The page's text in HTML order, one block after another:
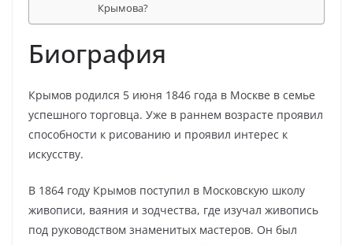
Крымова?
Биография
Крымов родился 5 июня 1846 года в Москве в семье
успешного торговца. Уже в раннем возрасте проявил
способности к рисованию и проявил интерес к
искусству.
В 1864 году Крымов поступил в Московскую школу
живописи, ваяния и зодчества, где изучал живопись
под руководством знаменитых мастеров. Он был